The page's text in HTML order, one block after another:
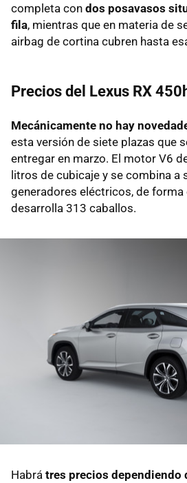
completa con dos posavasos
fila, mientras que en materia de
airbag de cortina cubren hasta
Precios del Lexus RX
Mecánicamente no hay
esta versión de siete plazas que
entregar en marzo. El motor V6
litros de cubicaje y se combina a
generadores eléctricos, de forma
desarrolla 313 caballos.
Habrá tres precios dependiendo